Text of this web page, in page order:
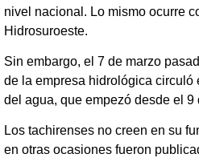
nivel nacional. Lo mismo ocurre
Hidrosuroeste.
Sin embargo, el 7 de marzo
de la empresa hidrológica circuló
del agua, que empezó desde el 9
Los tachirenses no creen en su
en otras ocasiones fueron